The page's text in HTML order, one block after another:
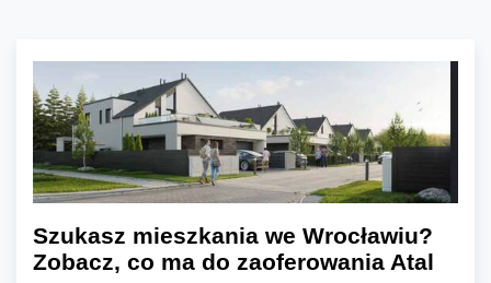
Szukasz mieszkania we Wrocławiu?
Zobacz, co ma do zaoferowania Atal